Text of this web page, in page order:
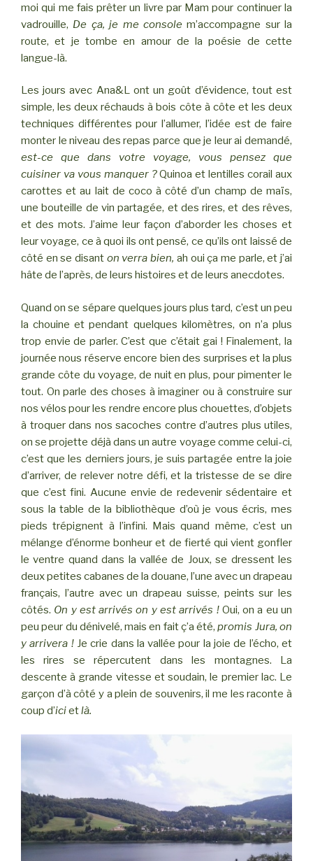
moi qui me fais prêter un livre par Mam pour continuer la
vadrouille, De ça, je me consolem’accompagne sur la
route, et je tombe en amour de la poésie de cette
langue-là.
Les jours avec Ana&L ont un goût d’évidence, tout est
simple, les deux réchauds à bois côte à côte et les deux
techniques différentes pour l’allumer, l’idée est de faire
monter le niveau des repas parce que je leur ai demandé,
est-ce que dans votre voyage, vous pensez que
cuisiner va vous manquer ?Quinoa et lentilles corail aux
carottes et au lait de coco à côté d’un champ de maïs,
une bouteille de vin partagée, et des rires, et des rêves,
et des mots. J’aime leur façon d’aborder les choses et
leur voyage, ce à quoi ils ont pensé, ce qu’ils ont laissé de
côté en se disant on verra bien, ah oui ça me parle, et j’ai
hâte de l’après, de leurs histoires et de leurs anecdotes.
Quand on se sépare quelques jours plus tard, c’est un peu
la chouine et pendant quelques kilomètres, on n’a plus
trop envie de parler. C’est que c’était gai ! Finalement, la
journée nous réserve encore bien des surprises et la plus
grande côte du voyage, de nuit en plus, pour pimenter le
tout. On parle des choses à imaginer ou à construire sur
nos vélos pour les rendre encore plus chouettes, d’objets
à troquer dans nos sacoches contre d’autres plus utiles,
on se projette déjà dans un autre voyage comme celui-ci,
c’est que les derniers jours, je suis partagée entre la joie
d’arriver, de relever notre défi, et la tristesse de se dire
que c’est fini. Aucune envie de redevenir sédentaire et
sous la table de la bibliothèque d’où je vous écris, mes
pieds trépignent à l’infini. Mais quand même, c’est un
mélange d’énorme bonheur et de fierté qui vient gonfler
le ventre quand dans la vallée de Joux, se dressent les
deux petites cabanes de la douane, l’une avec un drapeau
français, l’autre avec un drapeau suisse, peints sur les
côtés. On y est arrivés on y est arrivés ! Oui, on a eu un
peu peur du dénivelé, mais en fait ç’a été,promis Jura, on
y arrivera ! Je crie dans la vallée pour la joie de l’écho, et
les rires se répercutent dans les montagnes. La
descente à grande vitesse et soudain, le premier lac. Le
garçon d’à côté y a plein de souvenirs, il me les raconte à
coup d’icietlà.